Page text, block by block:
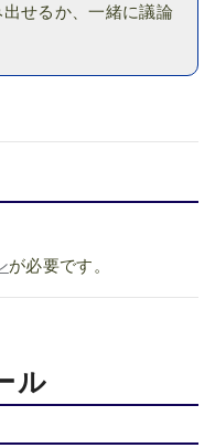
せるか、一緒に議論
が必要です。
ル